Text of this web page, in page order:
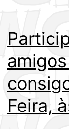
Feira,